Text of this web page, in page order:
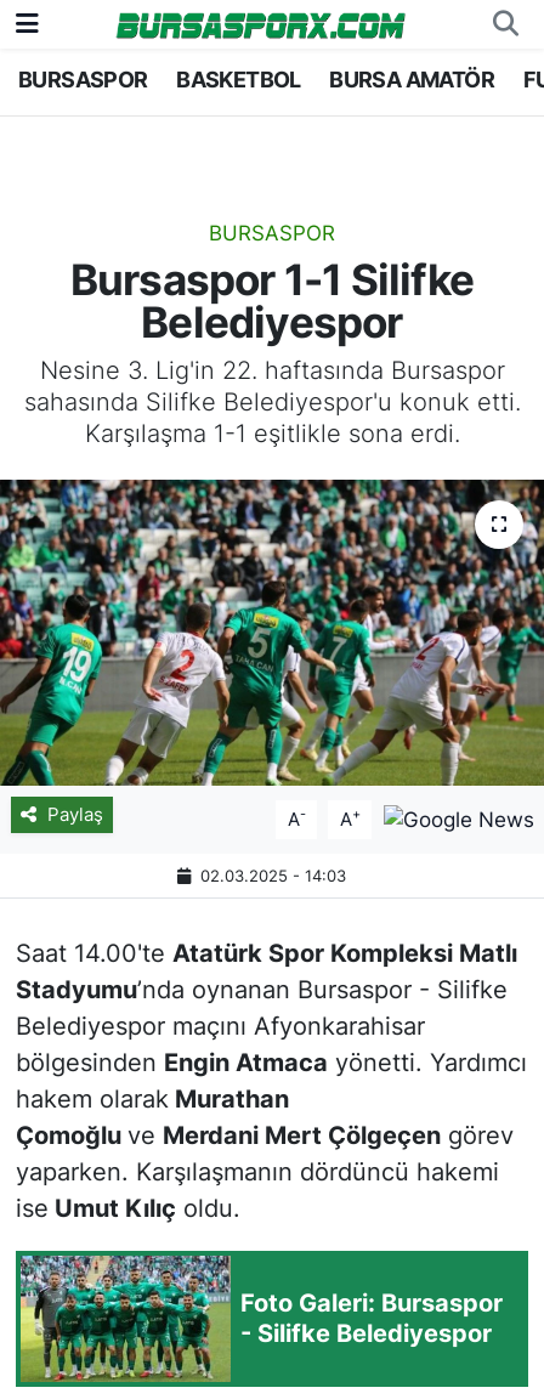
BURSASPOR BASKETBOL BURSA AMATÖR
BURSASPOR
Bursaspor 1-1 Silifke
Belediyespor
Nesine 3. Lig'in 22. haftasında Bursaspor
sahasında Silifke Belediyespor'u konuk etti.
Karşılaşma 1-1 eşitlikle sona erdi.
Paylaş A- A+
02.03.2025 - 14:03
Saat 14.00'te Atatürk Spor Kompleksi Matlı
Stadyumu’nda oynanan Bursaspor - Silifke
Belediyespor maçını Afyonkarahisar
bölgesinden Engin Atmaca yönetti. Yardımcı
hakem olarak Murathan
Çomoğlu ve Merdani Mert Çölgeçengörev
yaparken. Karşılaşmanın dördüncü hakemi
ise Umut Kılıç oldu.
Foto Galeri: Bursaspor
- Silifke Belediyespor
Bursaspor
Bursa Amatör
Hentbol
Voleybol
Bursa Nöbetçi Eczaneler
Bursa Trafik Yoğunluk Haritası
TFF 2.Lig Kırmızı Grup Puan Durumu ve Fikstür
Tüm Manşetler
Haber Arşivi